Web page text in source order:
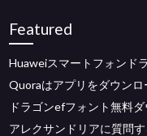
Featured
Huaweiスマートフォンド
Quoraはアプリをダウンロ
ドラゴンefフォント無料
アレクサンドリアに質問す